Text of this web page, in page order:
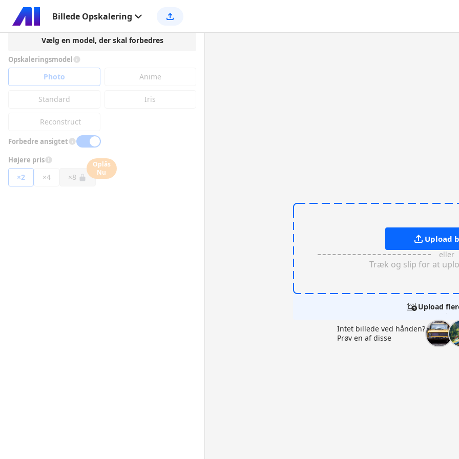
Billede Opskalering
Vælg en model, der skal forbedres
Opskaleringsmodel
Photo Anime
Standard Iris
Reconstruct
Forbedre ansigtet
Højere pris
×2 ×4 ×8
Oplås
Nu
Upload
eller
Træk og slip for at
Upload
Intet billede ved hånden?
Prøv en af disse